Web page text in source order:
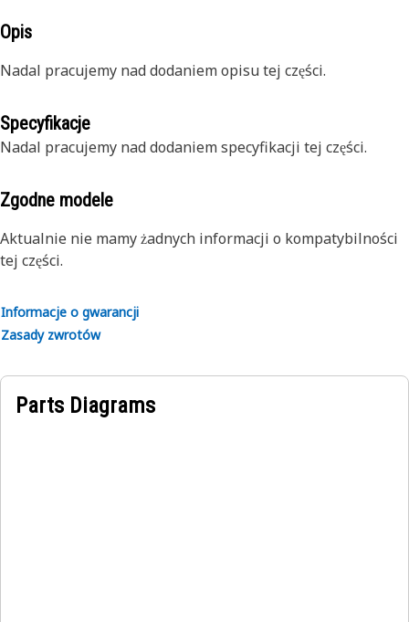
Opis
Nadal pracujemy nad dodaniem opisu tej części.
Specyfikacje
Nadal pracujemy nad dodaniem specyfikacji tej części.
Zgodne modele
Aktualnie nie mamy żadnych informacji o kompatybilności
tej części.
Informacje o gwarancji
Zasady zwrotów
Parts Diagrams